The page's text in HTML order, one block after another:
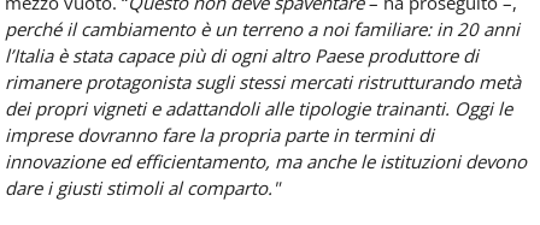
perché il cambiamento è un terreno a noi familiare: in 20 anni
l’Italia è stata capace più di ogni altro Paese produttore di
rimanere protagonista sugli stessi mercati ristrutturando metà
dei propri vigneti e adattandoli alle tipologie trainanti. Oggi le
imprese dovranno fare la propria parte in termini di
innovazione ed efficientamento, ma anche le istituzioni devono
dare i giusti stimoli al comparto."